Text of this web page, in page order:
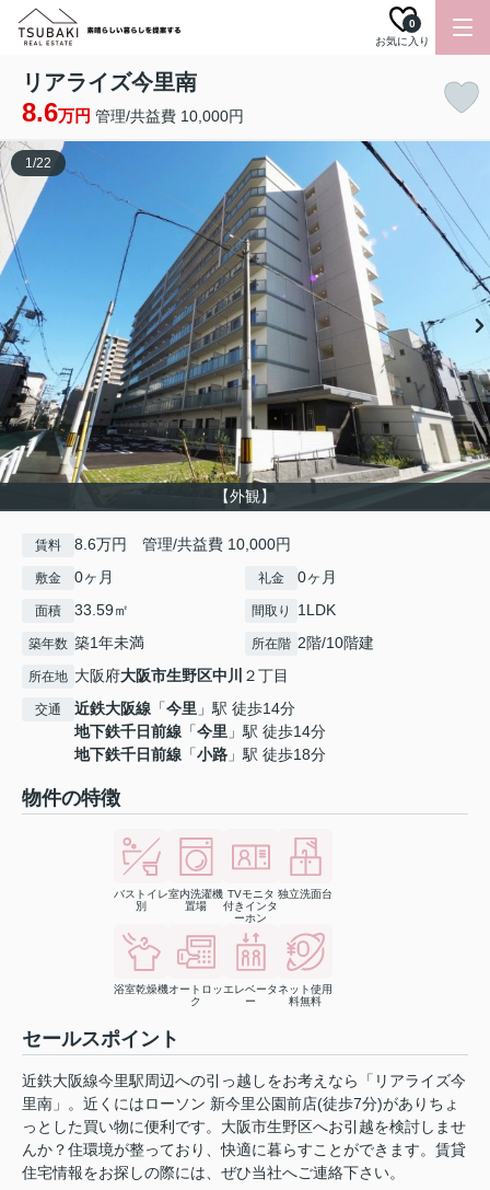
お気に入り
0
リアライズ今里南
8.6万円 管理/共益費 10,000円
【外観】
1/22
賃料 8.6万円 管理/共益費 10,000円
敷金 0ヶ月 礼金 0ヶ月
面積 33.59㎡ 間取り 1LDK
築年数 築1年未満 所在階 2階/10階建
所在地 大阪府大阪市生野区中川 ２丁目
交通 近鉄大阪線 「今里 」駅 徒歩14分
地下鉄千日前線 「今里 」駅 徒歩14分
地下鉄千日前線 「小路 」駅 徒歩18分
物件の特徴
バストイレ
別
室内洗濯機
置場
TVモニタ
付きインタ
ーホン
独立洗面台
浴室乾燥機オートロッ
ク
エレベータ
ー
ネット使用
料無料
セールスポイント
近鉄大阪線今里駅周辺への引っ越しをお考えなら「リアライズ今
里南」。近くにはローソン 新今里公園前店(徒歩7分)がありちょ
っとした買い物に便利です。大阪市生野区へお引越を検討しませ
んか？住環境が整っており、快適に暮らすことができます。賃貸
住宅情報をお探しの際には、ぜひ当社へご連絡下さい。